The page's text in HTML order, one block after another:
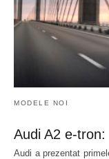
MODELE NOI
Audi A2 e-
Audi a prezentat